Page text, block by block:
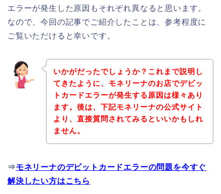
エラーが発生した原因もそれぞれ異なると思います。
なので、今回の記事でご紹介したことは、参考程度に
ご覧いただけると幸いです。
いかがだったでしょうか？これまで説明し
てきたように、モネリーナのお店でデビッ
トカードエラーが発生する原因は様々あり
ます。後は、下記モネリーナの公式サイト
より、直接質問されてみるといいかもしれ
ません。
⇒モネリーナのデビットカードエラーの問題を今すぐ
解決したい方はこちら